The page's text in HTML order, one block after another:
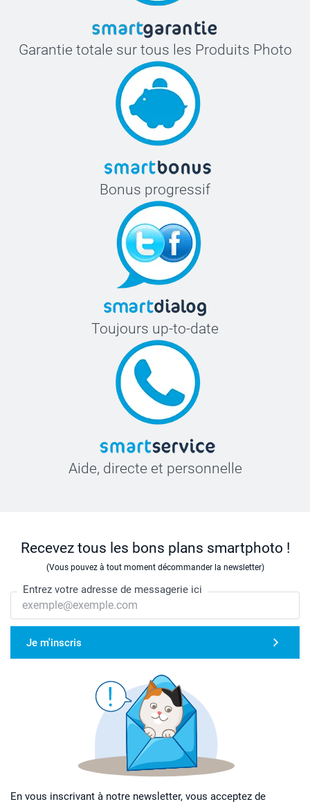
Garantie totale sur tous les Produits Photo
Bonus progressif
Toujours up-to-date
Aide, directe et personnelle
Recevez tous les bons plans smartphoto !
(Vous pouvez à tout moment décommander la newsletter)
Entrez votre adresse de messagerie ici
Je m'inscris
En vous inscrivant à notre newsletter, vous acceptez de